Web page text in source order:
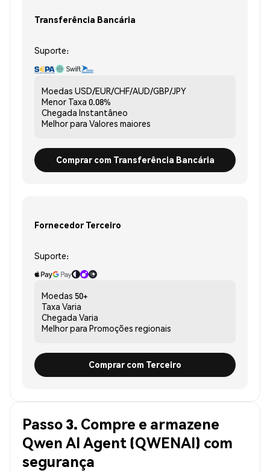
Transferência Bancária
Suporte:
Moedas USD/EUR/CHF/AUD/GBP/JPY
Menor Taxa 0.08%
Chegada Instantâneo
Melhor para Valores maiores
Comprar com Transferência Bancária
Fornecedor Terceiro
Suporte:
Moedas 50+
Taxa Varia
Chegada Varia
Melhor para Promoções regionais
Comprar com Terceiro
Passo 3. Compre e armazene
Qwen AI Agent (QWENAI) com
segurança